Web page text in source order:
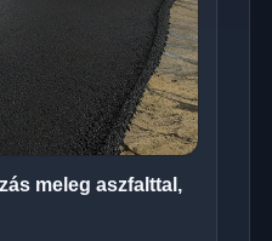
meleg aszfalttal,